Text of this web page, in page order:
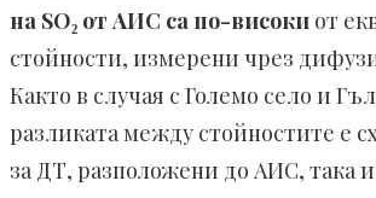
на SO₂ от АИС са по-високи от
стойности, измерени чрез
Както в случая с Големо село и
разликата между стойностите е
за ДТ, разположени до АИС, така и